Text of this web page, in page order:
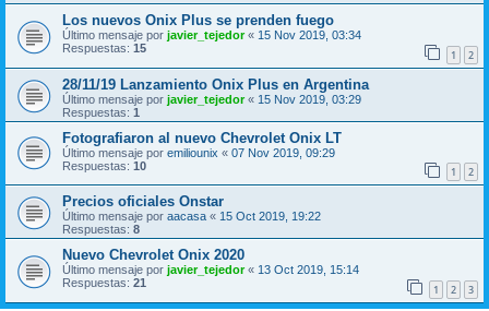
Los nuevos Onix Plus se prenden fuego
Último mensaje por javier_tejedor« 15 Nov 2019, 03:34
Respuestas: 15 1 2
28/11/19 Lanzamiento Onix Plus en Argentina
Último mensaje por javier_tejedor« 15 Nov 2019, 03:29
Respuestas: 1
Fotografiaron al nuevo Chevrolet Onix LT
Último mensaje por emiliounix « 07 Nov 2019, 09:29
Respuestas: 10 1 2
Precios oficiales Onstar
Último mensaje por aacasa « 15 Oct 2019, 19:22
Respuestas: 8
Nuevo Chevrolet Onix 2020
Último mensaje por javier_tejedor« 13 Oct 2019, 15:14
Respuestas: 21 1 2 3